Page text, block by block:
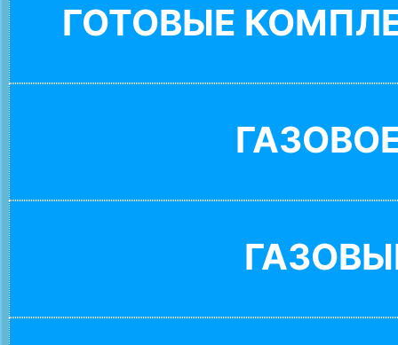
ГОТОВЫЕ